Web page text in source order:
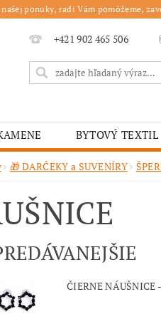
ponuky, radi Vám pomôžeme,
+421 902 465 506
BYTOVÝ TEXTIL
OBRUSY 🎄 VIANOČNÝ
MOJA
🎁 DARČEKY a SUVENÍRY
ČIERNE NÁUŠNICE